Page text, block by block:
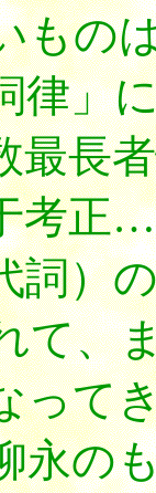
もの
律」
者
考正
詞）
て、
って
永の